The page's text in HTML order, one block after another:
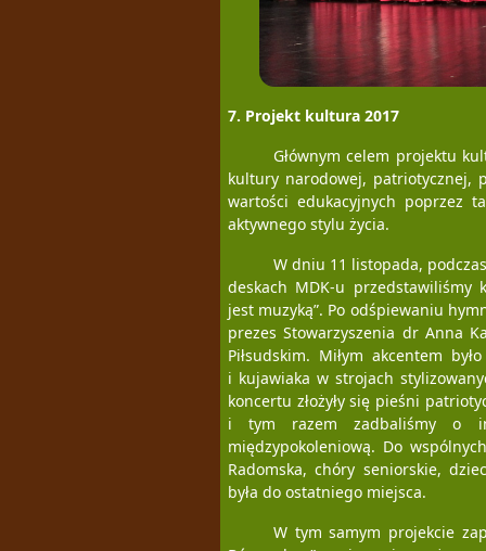
7. Projekt kultura 2017
Głównym celem projektu
kultury narodowej, patriotycznej,
wartości edukacyjnych poprzez
aktywnego stylu życia.
W dniu 11 listopada,
deskach MDK-u przedstawiliśmy
jest muzyką”. Po odśpiewaniu
prezes Stowarzyszenia dr Anna
Piłsudskim. Miłym akcentem
i kujawiaka w strojach
koncertu złożyły się pieśni
i tym razem zadbaliśmy o
międzypokoleniową. Do
Radomska, chóry seniorskie,
była do ostatniego miejsca.
W tym samym projekcie